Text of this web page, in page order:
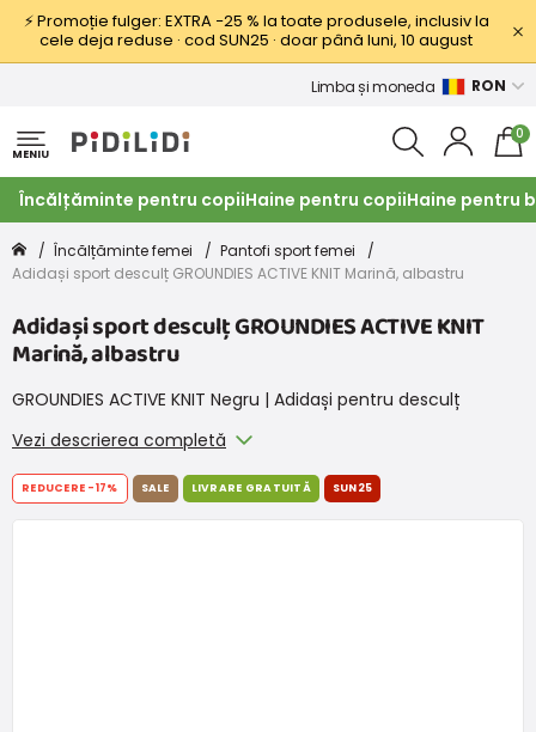
⚡ Promoție fulger: EXTRA −25 % la toate produsele, inclusiv la
cele deja reduse · cod SUN25 · doar până luni, 10 august
Limba și moneda RON
MENIU
0
Încălțăminte pentru copiiHaine pentru copiiHaine pentru
Încălțăminte femei
Pantofi sport femei
Adidași sport desculț GROUNDIES ACTIVE KNIT Marină, albastru
Adidași sport desculț GROUNDIES ACTIVE KNIT
Marină, albastru
GROUNDIES ACTIVE KNIT Negru | Adidași pentru desculț
Vezi descrierea completă
REDUCERE -17% SALE LIVRARE GRATUITĂ SUN25